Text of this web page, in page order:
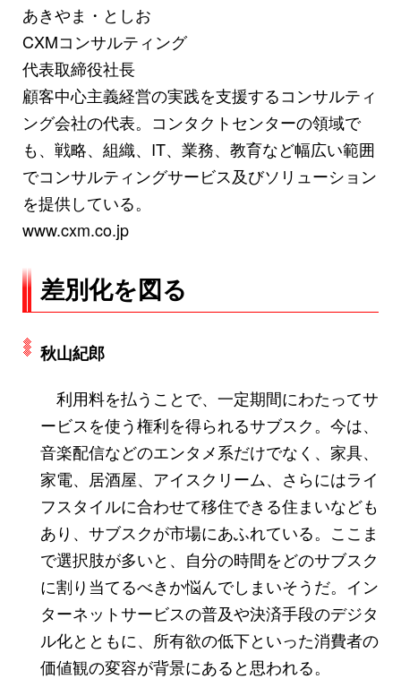
あきやま・としお
CXMコンサルティング
代表取締役社長
顧客中心主義経営の実践を支援するコンサルティ
ング会社の代表。コンタクトセンターの領域で
も、戦略、組織、IT、業務、教育など幅広い範囲
でコンサルティングサービス及びソリューション
を提供している。
www.cxm.co.jp
差別化を図る
秋山紀郎
利用料を払うことで、一定期間にわたってサ
ービスを使う権利を得られるサブスク。今は、
音楽配信などのエンタメ系だけでなく、家具、
家電、居酒屋、アイスクリーム、さらにはライ
フスタイルに合わせて移住できる住まいなども
あり、サブスクが市場にあふれている。ここま
で選択肢が多いと、自分の時間をどのサブスク
に割り当てるべきか悩んでしまいそうだ。イン
ターネットサービスの普及や決済手段のデジタ
ル化とともに、所有欲の低下といった消費者の
価値観の変容が背景にあると思われる。